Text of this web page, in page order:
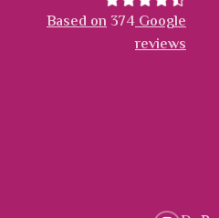
Based on 374Google
reviews